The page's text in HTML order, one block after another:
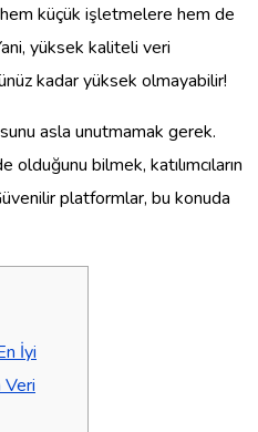
küçük işletmelere hem de
yüksek kaliteli veri
kadar yüksek olmayabilir!
asla unutmamak gerek.
olduğunu bilmek, katılımcıların
platformlar, bu konuda
İyi
Veri